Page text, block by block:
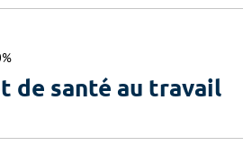
de santé au travail